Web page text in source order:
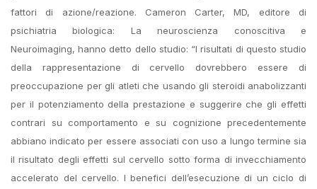
fattori di azione/reazione. Cameron Carter, MD, editore di
psichiatria biologica: La neuroscienza conoscitiva e
Neuroimaging, hanno detto dello studio: “I risultati di questo studio
della rappresentazione di cervello dovrebbero essere di
preoccupazione per gli atleti che usando gli steroidi anabolizzanti
per il potenziamento della prestazione e suggerire che gli effetti
contrari su comportamento e su cognizione precedentemente
abbiano indicato per essere associati con uso a lungo termine sia
il risultato degli effetti sul cervello sotto forma di invecchiamento
accelerato del cervello. I benefici dell’esecuzione di un ciclo di